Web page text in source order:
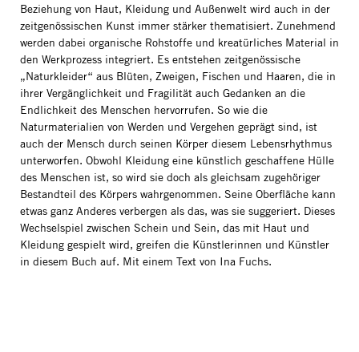
Beziehung von Haut, Kleidung und Außenwelt wird auch in der
zeitgenössischen Kunst immer stärker thematisiert. Zunehmend
werden dabei organische Rohstoffe und kreatürliches Material in
den Werkprozess integriert. Es entstehen zeitgenössische
„Naturkleider“ aus Blüten, Zweigen, Fischen und Haaren, die in
ihrer Vergänglichkeit und Fragilität auch Gedanken an die
Endlichkeit des Menschen hervorrufen. So wie die
Naturmaterialien von Werden und Vergehen geprägt sind, ist
auch der Mensch durch seinen Körper diesem Lebensrhythmus
unterworfen. Obwohl Kleidung eine künstlich geschaffene Hülle
des Menschen ist, so wird sie doch als gleichsam zugehöriger
Bestandteil des Körpers wahrgenommen. Seine Oberfläche kann
etwas ganz Anderes verbergen als das, was sie suggeriert. Dieses
Wechselspiel zwischen Schein und Sein, das mit Haut und
Kleidung gespielt wird, greifen die Künstlerinnen und Künstler
in diesem Buch auf. Mit einem Text von Ina Fuchs.